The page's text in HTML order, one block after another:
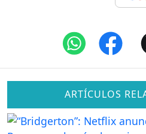
ARTÍCULOS